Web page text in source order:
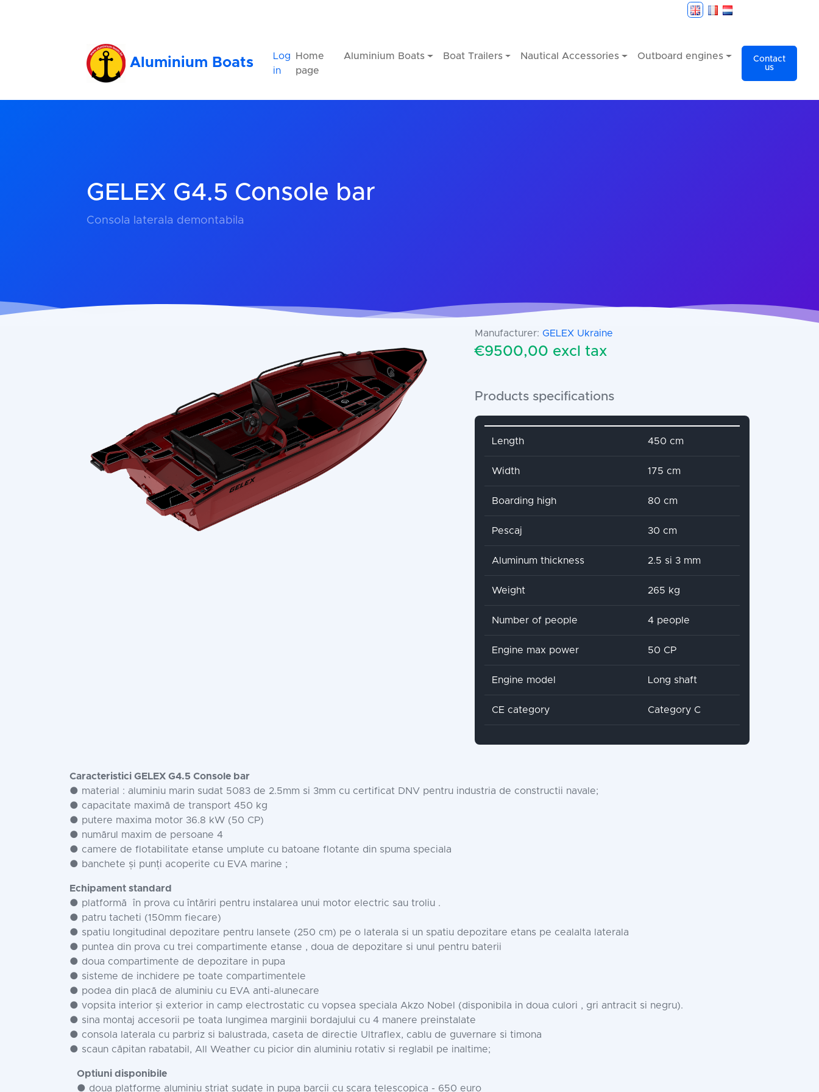
Aluminium Boats
Log
in
Home
page
Aluminium Boats Boat Trailers Nautical Accessories Outboard engines
Contact
us
GELEX G4.5 Console bar
Consola laterala demontabila
Manufacturer: GELEX Ukraine
€9500,00 excl tax
Products specifications
Attribute name
Length 450 cm
Width 175 cm
Boarding high 80 cm
Pescaj 30 cm
Aluminum thickness 2.5 si 3 mm
Weight 265 kg
Number of people 4 people
Engine max power 50 CP
Engine model Long shaft
CE category Category C
Caracteristici GELEX G4.5 Console bar
● material : aluminiu marin sudat 5083 de 2.5mm si 3mm cu certificat DNV pentru industria de constructii navale;
● capacitate maximă de transport 450 kg
● putere maxima motor 36.8 kW (50 CP)
● numărul maxim de persoane 4
● camere de flotabilitate etanse umplute cu batoane flotante din spuma speciala
● banchete și punți acoperite cu EVA marine ;
Echipament standard
● platformă în prova cu întăriri pentru instalarea unui motor electric sau troliu .
● patru tacheti (150mm fiecare)
● spatiu longitudinal depozitare pentru lansete (250 cm) pe o laterala si un spatiu depozitare etans pe cealalta laterala
● puntea din prova cu trei compartimente etanse , doua de depozitare si unul pentru baterii
● doua compartimente de depozitare in pupa
● sisteme de inchidere pe toate compartimentele
● podea din placă de aluminiu cu EVA anti-alunecare
● vopsita interior și exterior in camp electrostatic cu vopsea speciala Akzo Nobel (disponibila in doua culori , gri antracit si negru).
● sina montaj accesorii pe toata lungimea marginii bordajului cu 4 manere preinstalate
● consola laterala cu parbriz si balustrada, caseta de directie Ultraflex, cablu de guvernare si timona
● scaun căpitan rabatabil, All Weather cu picior din aluminiu rotativ si reglabil pe inaltime;
Optiuni disponibile
● doua platforme aluminiu striat sudate in pupa barcii cu scara telescopica - 650 euro